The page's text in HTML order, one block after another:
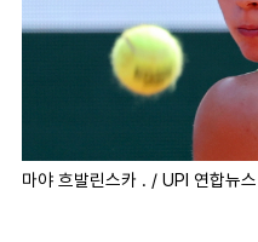
마야 흐발린스카 . / UPI 연합뉴스